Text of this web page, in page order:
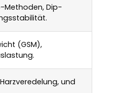
Methoden, Dip-
(GSM),
und